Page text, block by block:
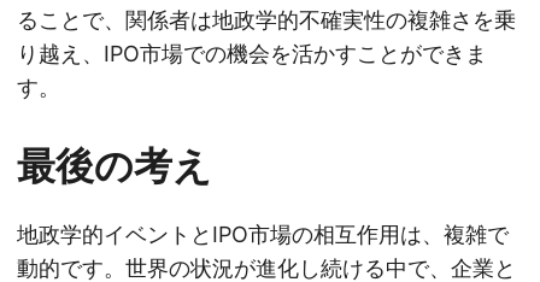
ることで、関係者は地政学的不確実性の複雑さを乗
り越え、IPO市場での機会を活かすことができま
す。
最後の考え
地政学的イベントとIPO市場の相互作用は、複雑で
動的です。世界の状況が進化し続ける中で、企業と